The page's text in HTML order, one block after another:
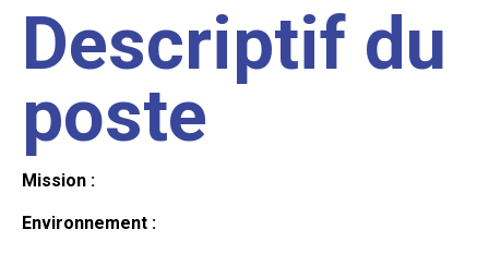
Descriptif du
poste
Mission :
Environnement :